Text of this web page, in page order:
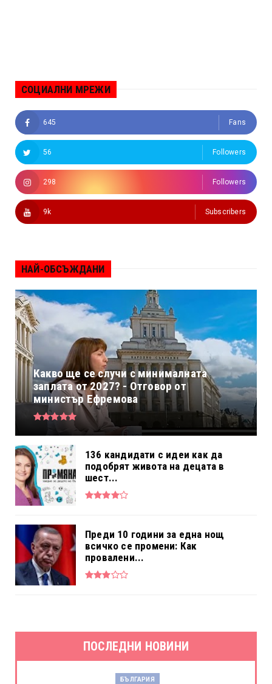
СОЦИАЛНИ МРЕЖИ
645 Fans
56 Followers
298 Followers
9k Subscribers
НАЙ-ОБСЪЖДАНИ
Какво ще се случи с минималната
заплата от 2027? - Отговор от
министър Ефремова
136 кандидати с идеи как да
подобрят живота на децата в
шест...
Преди 10 години за една нощ
всичко се промени: Как
провалени...
ПОСЛЕДНИ НОВИНИ
БЪЛГАРИЯ